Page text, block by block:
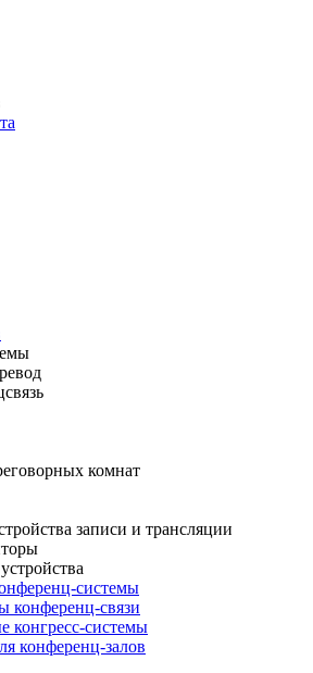
комнат
записи и трансляции
системы
конференц-связи
конгресс-системы
конференц-залов